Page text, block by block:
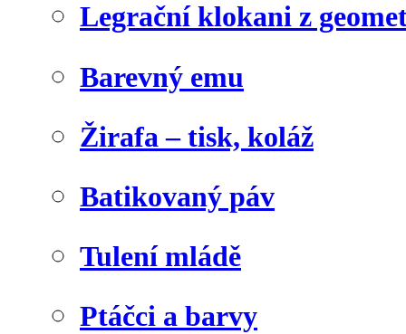
Legrační klokani z
Barevný emu
Žirafa – tisk, koláž
Batikovaný páv
Tulení mládě
Ptáčci a barvy